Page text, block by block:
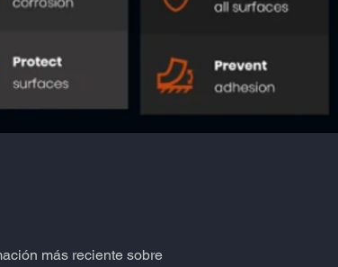
más reciente sobre